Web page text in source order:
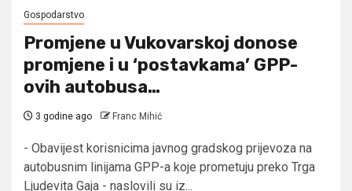
Gospodarstvo
Promjene u Vukovarskoj donose
promjene i u ‘postavkama’ GPP-
ovih autobusa…
3 godine ago Franc Mihić
- Obavijest korisnicima javnog gradskog prijevoza na
autobusnim linijama GPP-a koje prometuju preko Trga
Ljudevita Gaja - naslovili su iz...